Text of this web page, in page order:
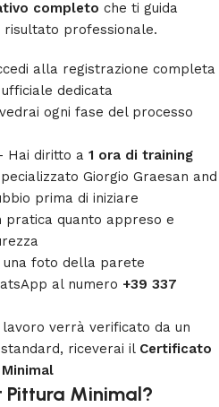
completo che ti guida
risultato professionale.
alla registrazione completa
dedicata
ogni fase del processo
Hai diritto a 1 ora di training
Giorgio Graesan and
prima di iniziare
pratica quanto appreso e
una foto della parete
al numero +39 337
verrà verificato da un
riceverai il Certificato
Pittura Minimal?